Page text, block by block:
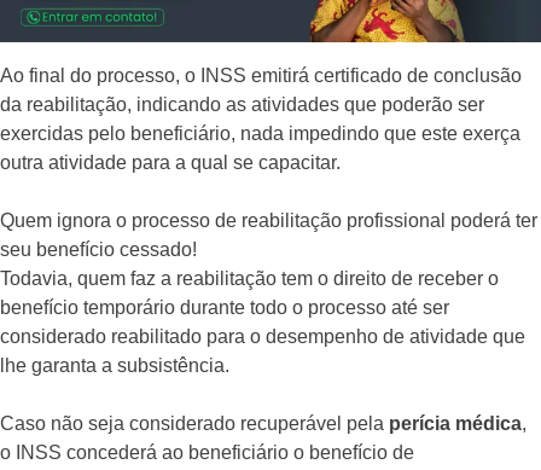
Ao final do processo, o INSS emitirá certificado de conclusão
da reabilitação, indicando as atividades que poderão ser
exercidas pelo beneficiário, nada impedindo que este exerça
outra atividade para a qual se capacitar.
Quem ignora o processo de reabilitação profissional poderá ter
seu benefício cessado!
Todavia, quem faz a reabilitação tem o direito de receber o
benefício temporário durante todo o processo até ser
considerado reabilitado para o desempenho de atividade que
lhe garanta a subsistência.
Caso não seja considerado recuperável pela perícia médica,
o INSS concederá ao beneficiário o benefício de